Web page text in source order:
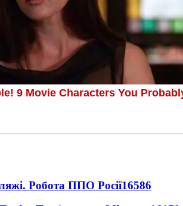
Робота ППО Росії16586